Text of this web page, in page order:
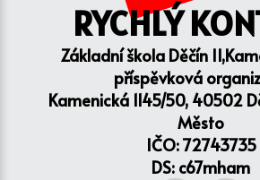
RYCHLÝ
Základní škola Děčín
příspěvková
Kamenická 1145/50, 40502
Město
IČO: 72743735
DS: c67mham